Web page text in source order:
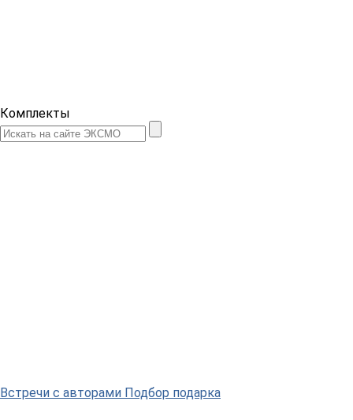
Комплекты
Встречи с авторами Подбор подарка